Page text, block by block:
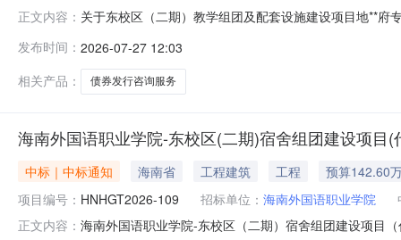
正文内容： 关于东校区（二期）教学组团及配套设施建设项目地**
本次公告内容提出询问，请按以下*式联系，电话：
发布时间： 2026-07-27 12:03
相关产品：
债券发行咨询服务
海南外国语职业学院-东校区(二期)宿舍组团建设项目
中标｜中标通知 海南省 工程建筑 工程
预算142.60
项目编号： HNHGT2026-109 招标单位： 海南外国语职业学院
正文内容： 海南外国语职业学院-东校区（二期）宿舍组团建设项目